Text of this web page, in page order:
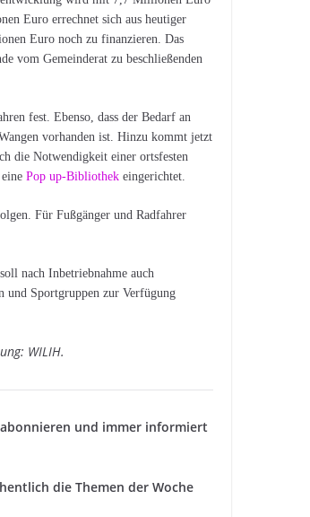
Euro errechnet sich aus heutiger
Euro noch zu finanzieren. Das
vom Gemeinderat zu beschließenden
fest. Ebenso, dass der Bedarf an
vorhanden ist. Hinzu kommt jetzt
die Notwendigkeit einer ortsfesten
einePop up-Bibliothek eingerichtet.
Für Fußgänger und Radfahrer
nach Inbetriebnahme auch
und Sportgruppen zur Verfügung
WILIH.
und immer informiert
die Themen der Woche